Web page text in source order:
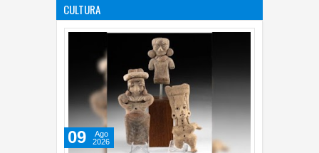
CULTURA
09
Ago
2026